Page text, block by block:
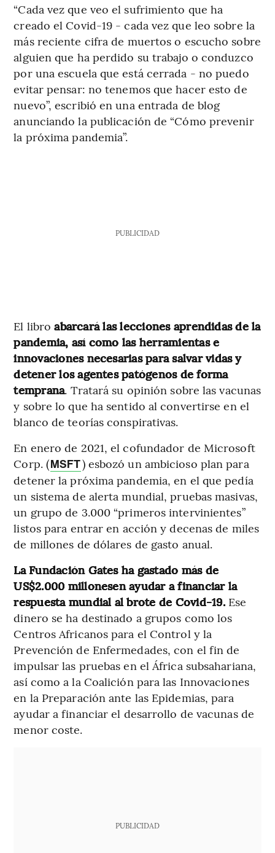
“Cada vez que veo el sufrimiento que ha
creado el Covid-19 - cada vez que leo sobre la
más reciente cifra de muertos o escucho sobre
alguien que ha perdido su trabajo o conduzco
por una escuela que está cerrada - no puedo
evitar pensar: no tenemos que hacer esto de
nuevo”, escribió en una entrada de blog
anunciando la publicación de “Cómo prevenir
la próxima pandemia”.
PUBLICIDAD
El libroabarcará las lecciones aprendidas de la
pandemia, así como las herramientas e
innovaciones necesarias para salvar vidas y
detener los agentes patógenos de forma
temprana. Tratará su opinión sobre las vacunas
y sobre lo que ha sentido al convertirse en el
blanco de teorías conspirativas.
En enero de 2021, el cofundador de Microsoft
Corp. (MSFT) esbozó un ambicioso plan para
detener la próxima pandemia, en el que pedía
un sistema de alerta mundial, pruebas masivas,
un grupo de 3.000 “primeros intervinientes”
listos para entrar en acción y decenas de miles
de millones de dólares de gasto anual.
La Fundación Gates ha gastado más de
US$2.000 millonesen ayudar a financiar la
respuesta mundial al brote de Covid-19.Ese
dinero se ha destinado a grupos como los
Centros Africanos para el Control y la
Prevención de Enfermedades, con el fin de
impulsar las pruebas en el África subsahariana,
así como a la Coalición para las Innovaciones
en la Preparación ante las Epidemias, para
ayudar a financiar el desarrollo de vacunas de
menor coste.
PUBLICIDAD